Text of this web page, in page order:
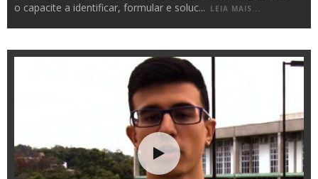
o capacite a identificar, formular e soluc... LEIA MAIS...